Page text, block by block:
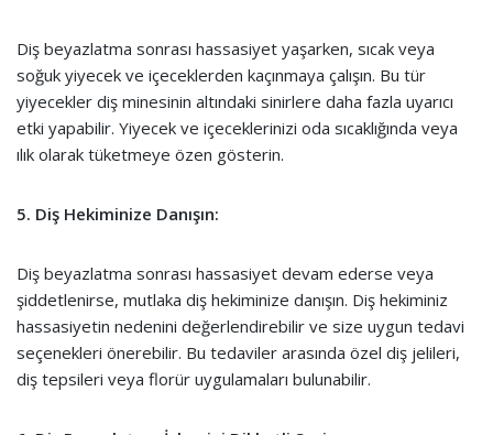
Diş beyazlatma sonrası hassasiyet yaşarken, sıcak veya
soğuk yiyecek ve içeceklerden kaçınmaya çalışın. Bu tür
yiyecekler diş minesinin altındaki sinirlere daha fazla uyarıcı
etki yapabilir. Yiyecek ve içeceklerinizi oda sıcaklığında veya
ılık olarak tüketmeye özen gösterin.
5. Diş Hekiminize Danışın:
Diş beyazlatma sonrası hassasiyet devam ederse veya
şiddetlenirse, mutlaka diş hekiminize danışın. Diş hekiminiz
hassasiyetin nedenini değerlendirebilir ve size uygun tedavi
seçenekleri önerebilir. Bu tedaviler arasında özel diş jelileri,
diş tepsileri veya florür uygulamaları bulunabilir.